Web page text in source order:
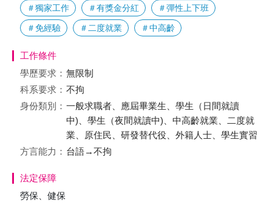
＃獨家工作 ＃有獎金分紅 ＃彈性上下班
＃免經驗 ＃二度就業 ＃中高齡
工作條件
學歷要求： 無限制
科系要求： 不拘
身份類別： 一般求職者、應屆畢業生、學生（日間就讀
中)、學生（夜間就讀中)、中高齡就業、二度就
業、原住民、研發替代役、外籍人士、學生實習
方言能力： 台語→不拘
法定保障
勞保、健保